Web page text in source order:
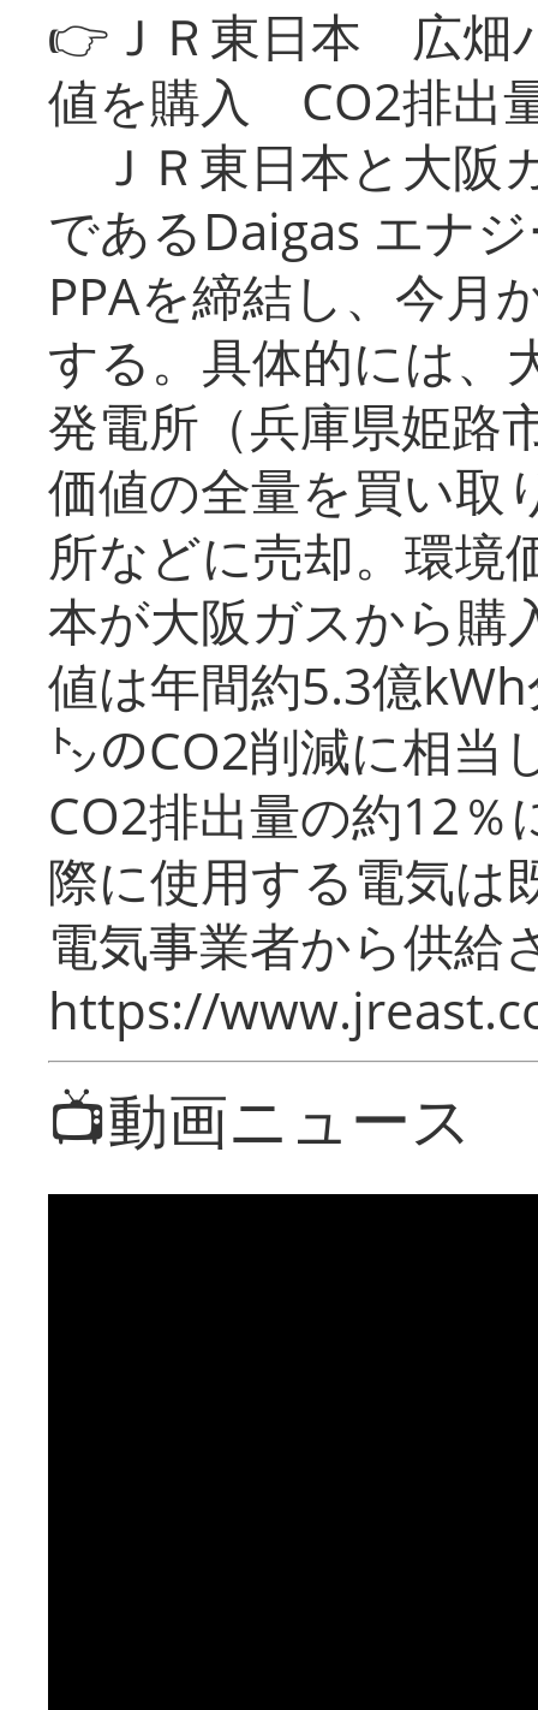
👉ＪＲ東日本 広畑
値を購入 CO2排出
ＪＲ東日本と大阪
であるDaigas エナ
PPAを締結し、今月
する。具体的には、
発電所（兵庫県姫路
価値の全量を買い取
所などに売却。環境
本が大阪ガスから購
値は年間約5.3億
㌧のCO2削減に相当
CO2排出量の約12％
際に使用する電気は
電気事業者から供給
https://
📺動画ニュース